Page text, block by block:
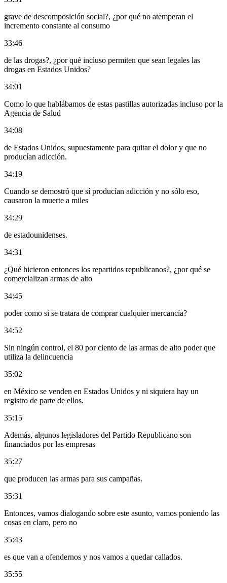
grave de descomposición social?, ¿por qué no atemperan el
incremento constante al consumo
33:46
de las drogas?, ¿por qué incluso permiten que sean legales las
drogas en Estados Unidos?
34:01
Como lo que hablábamos de estas pastillas autorizadas incluso por la
Agencia de Salud
34:08
de Estados Unidos, supuestamente para quitar el dolor y que no
producían adicción.
34:19
Cuando se demostró que sí producían adicción y no sólo eso,
causaron la muerte a miles
34:29
de estadounidenses.
34:31
¿Qué hicieron entonces los repartidos republicanos?, ¿por qué se
comercializan armas de alto
34:45
poder como si se tratara de comprar cualquier mercancía?
34:52
Sin ningún control, el 80 por ciento de las armas de alto poder que
utiliza la delincuencia
35:02
en México se venden en Estados Unidos y ni siquiera hay un
registro de parte de ellos.
35:15
Además, algunos legisladores del Partido Republicano son
financiados por las empresas
35:27
que producen las armas para sus campañas.
35:31
Entonces, vamos dialogando sobre este asunto, vamos poniendo las
cosas en claro, pero no
35:43
es que van a ofendernos y nos vamos a quedar callados.
35:55